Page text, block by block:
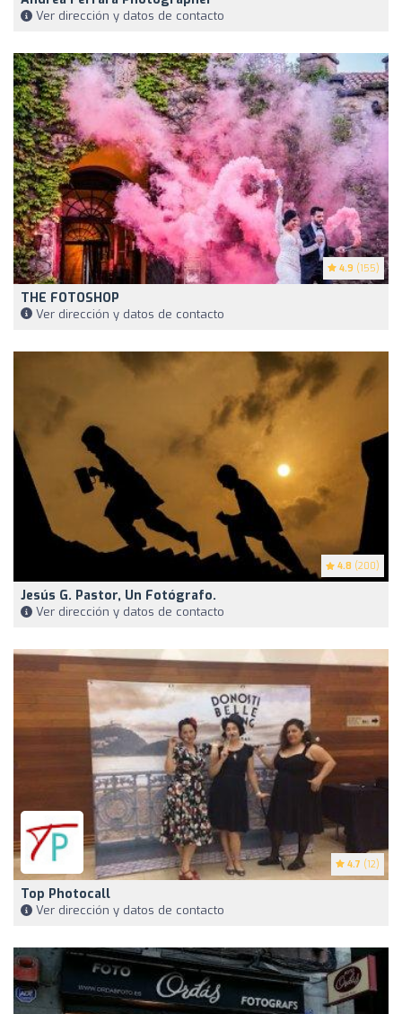
Ver dirección y datos de contacto
4.9 (155)
THE FOTOSHOP
Ver dirección y datos de contacto
4.8 (200)
Jesús G. Pastor, Un Fotógrafo.
Ver dirección y datos de contacto
4.7 (12)
Top Photocall
Ver dirección y datos de contacto